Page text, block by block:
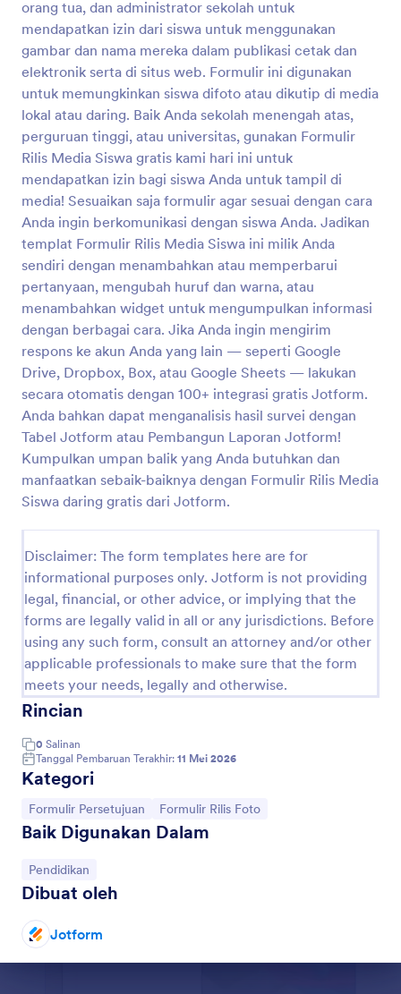
orang tua, dan administrator sekolah untuk
mendapatkan izin dari siswa untuk menggunakan
gambar dan nama mereka dalam publikasi cetak dan
elektronik serta di situs web. Formulir ini digunakan
untuk memungkinkan siswa difoto atau dikutip di media
lokal atau daring. Baik Anda sekolah menengah atas,
perguruan tinggi, atau universitas, gunakan Formulir
Rilis Media Siswa gratis kami hari ini untuk
mendapatkan izin bagi siswa Anda untuk tampil di
media! Sesuaikan saja formulir agar sesuai dengan cara
Anda ingin berkomunikasi dengan siswa Anda. Jadikan
templat Formulir Rilis Media Siswa ini milik Anda
sendiri dengan menambahkan atau memperbarui
pertanyaan, mengubah huruf dan warna, atau
menambahkan widget untuk mengumpulkan informasi
dengan berbagai cara. Jika Anda ingin mengirim
respons ke akun Anda yang lain — seperti Google
Drive, Dropbox, Box, atau Google Sheets — lakukan
secara otomatis dengan 100+ integrasi gratis Jotform.
Anda bahkan dapat menganalisis hasil survei dengan
Tabel Jotform atau Pembangun Laporan Jotform!
Kumpulkan umpan balik yang Anda butuhkan dan
manfaatkan sebaik-baiknya dengan Formulir Rilis Media
Siswa daring gratis dari Jotform.
Disclaimer: The form templates here are for
informational purposes only. Jotform is not providing
legal, financial, or other advice, or implying that the
forms are legally valid in all or any jurisdictions. Before
using any such form, consult an attorney and/or other
applicable professionals to make sure that the form
meets your needs, legally and otherwise.
Rincian
0 Salinan
Tanggal Pembaruan Terakhir: 11 Mei 2026
Kategori
Buka Kategori:
Formulir Persetujuan Buka Kategori:
Formulir Rilis Foto
Baik Digunakan Dalam
Buka Kategori:
Pendidikan
Dibuat oleh
Jotform
Pratinjau
Formulir Ppdb Sma Negeri 1 Bojong
A Formulir Ppdb Sma Negeri 1 Bojong adalah
template formulir yang dirancang untuk proses
pendaftaran siswa di SMA Negeri 1 Bojong. Mudah
diisi dan membantu mengatasi masalah
pengumpulan informasi dengan cepat dan efisien.
Formulir Pendidikan
Pakai Template
Pratinjau